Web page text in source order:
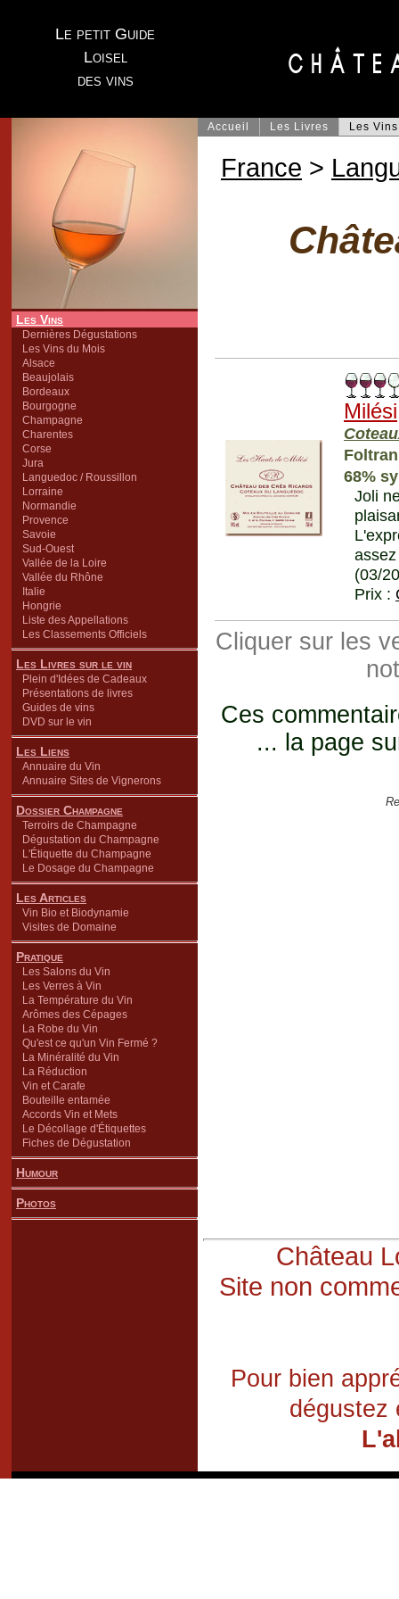
Le petit Guide
Loisel
des vins
Les Vins
Dernières Dégustations
Les Vins du Mois
Alsace
Beaujolais
Bordeaux
Bourgogne
Champagne
Charentes
Corse
Jura
Languedoc / Roussillon
Lorraine
Normandie
Provence
Savoie
Sud-Ouest
Vallée de la Loire
Vallée du Rhône
Italie
Hongrie
Liste des Appellations
Les Classements Officiels
Les Livres sur le vin
Plein d'Idées de Cadeaux
Présentations de livres
Guides de vins
DVD sur le vin
Les Liens
Annuaire du Vin
Annuaire Sites de Vignerons
Dossier Champagne
Terroirs de Champagne
Dégustation du Champagne
L'Étiquette du Champagne
Le Dosage du Champagne
Les Articles
Vin Bio et Biodynamie
Visites de Domaine
Pratique
Les Salons du Vin
Les Verres à Vin
La Température du Vin
Arômes des Cépages
La Robe du Vin
Qu'est ce qu'un Vin Fermé ?
La Minéralité du Vin
La Réduction
Vin et Carafe
Bouteille entamée
Accords Vin et Mets
Le Décollage d'Étiquettes
Fiches de Dégustation
Humour
Photos
Accueil Les Livres Les Vins
France >
Milési
68%
Joli
(03/
Prix :
Cliquer sur les
Ces
... la page
Château
Site non
Pour bien
dégustez